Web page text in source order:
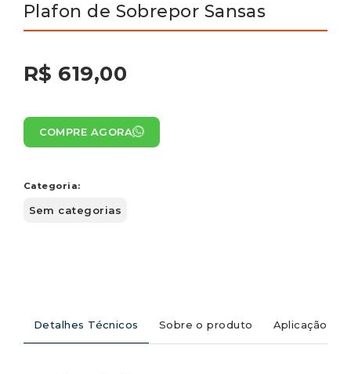
Plafon de Sobrepor Sansas
R$ 619,00
COMPRE AGORA
Categoria:
Sem categorias
Detalhes Técnicos Sobre o produto Aplicação